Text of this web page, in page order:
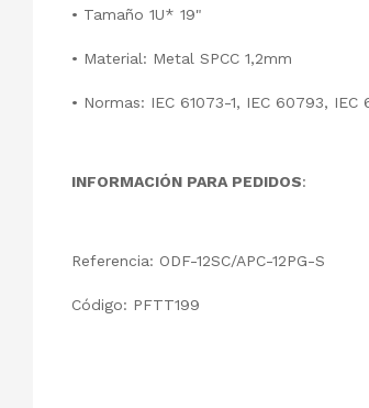
• Tamaño 1U* 19"
• Material: Metal SPCC 1,2mm
• Normas: IEC 61073-1, IEC 60793,
INFORMACIÓN PARA PEDIDOS:
Referencia: ODF-12SC/APC-12PG-S
Código: PFTT199